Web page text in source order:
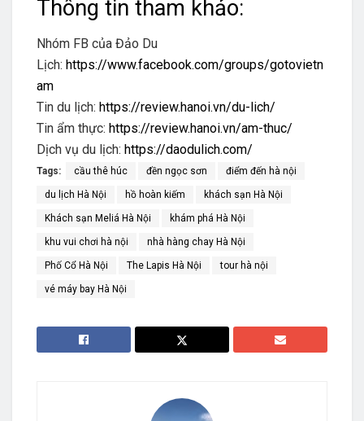
Thông tin tham khảo:
Nhóm FB của Đảo Du
Lịch: https://www.facebook.com/groups/gotovietn
am
Tin du lịch: https://review.hanoi.vn/du-lich/
Tin ẩm thực: https://review.hanoi.vn/am-thuc/
Dịch vụ du lịch: https://daodulich.com/
Tags: cầu thê húc đền ngọc sơn điểm đến hà nội
du lịch ​Hà Nội hồ hoàn kiếm khách sạn ​Hà Nội
Khách sạn Meliá Hà Nội khám phá ​Hà Nội
khu vui chơi hà nội nhà hàng chay Hà Nội
Phố Cổ Hà Nội The Lapis Hà Nội tour hà nội
vé máy bay Hà Nội